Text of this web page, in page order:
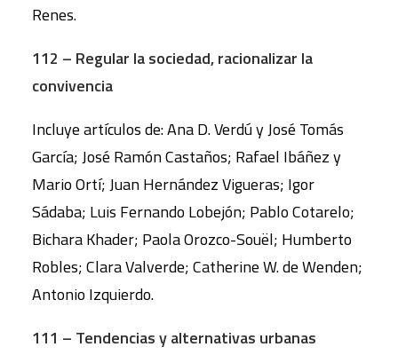
Renes.
112 – Regular la sociedad, racionalizar la
convivencia
Incluye artículos de: Ana D. Verdú y José Tomás
García; José Ramón Castaños; Rafael Ibáñez y
Mario Ortí; Juan Hernández Vigueras; Igor
Sádaba; Luis Fernando Lobejón; Pablo Cotarelo;
Bichara Khader; Paola Orozco-Souël; Humberto
Robles; Clara Valverde; Catherine W. de Wenden;
Antonio Izquierdo.
111 – Tendencias y alternativas urbanas